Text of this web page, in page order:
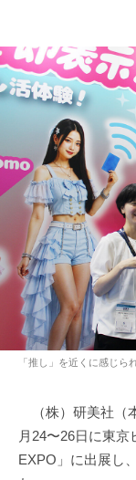
「推し」を近くに感じら
（株）研美社（
月24〜26日に東
EXPO」に出展し